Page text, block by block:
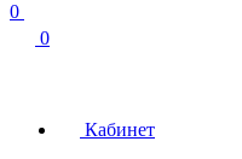
0
0
Кабинет